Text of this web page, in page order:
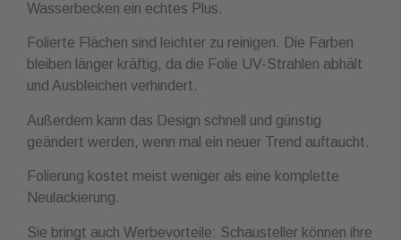
Wasserbecken ein echtes Plus.
Folierte Flächen sind leichter zu reinigen. Die Farben
bleiben länger kräftig, da die Folie UV-Strahlen abhält
und Ausbleichen verhindert.
Außerdem kann das Design schnell und günstig
geändert werden, wenn mal ein neuer Trend auftaucht.
Folierung kostet meist weniger als eine komplette
Neulackierung.
Sie bringt auch Werbevorteile: Schausteller können ihre